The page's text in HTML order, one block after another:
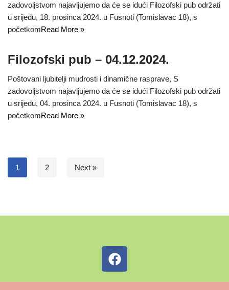
zadovoljstvom najavljujemo da će se idući Filozofski pub održati
u srijedu, 18. prosinca 2024. u Fusnoti (Tomislavac 18), s
početkomRead More »
Filozofski pub – 04.12.2024.
Poštovani ljubitelji mudrosti i dinamične rasprave, S
zadovoljstvom najavljujemo da će se idući Filozofski pub održati
u srijedu, 04. prosinca 2024. u Fusnoti (Tomislavac 18), s
početkomRead More »
1 2 Next »